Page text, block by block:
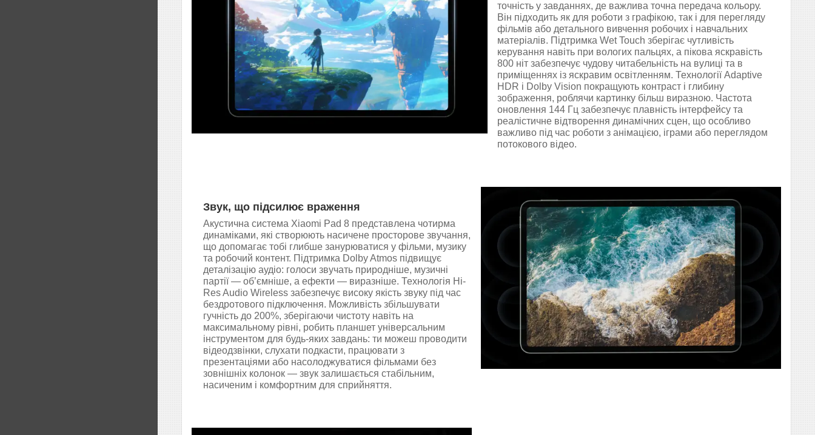
точність у завданнях, де важлива точна передача кольору.
Він підходить як для роботи з графікою, так і для перегляду
фільмів або детального вивчення робочих і навчальних
матеріалів. Підтримка Wet Touch зберігає чутливість
керування навіть при вологих пальцях, а пікова яскравість
800 ніт забезпечує чудову читабельність на вулиці та в
приміщеннях із яскравим освітленням. Технології Adaptive
HDR і Dolby Vision покращують контраст і глибину
зображення, роблячи картинку більш виразною. Частота
оновлення 144 Гц забезпечує плавність інтерфейсу та
реалістичне відтворення динамічних сцен, що особливо
важливо під час роботи з анімацією, іграми або переглядом
потокового відео.
Звук, що підсилює враження
Акустична система Xiaomi Pad 8 представлена чотирма
динаміками, які створюють насичене просторове звучання,
що допомагає тобі глибше занурюватися у фільми, музику
та робочий контент. Підтримка Dolby Atmos підвищує
деталізацію аудіо: голоси звучать природніше, музичні
партії — об’ємніше, а ефекти — виразніше. Технологія Hi-
Res Audio Wireless забезпечує високу якість звуку під час
бездротового підключення. Можливість збільшувати
гучність до 200%, зберігаючи чистоту навіть на
максимальному рівні, робить планшет універсальним
інструментом для будь-яких завдань: ти можеш проводити
відеодзвінки, слухати подкасти, працювати з
презентаціями або насолоджуватися фільмами без
зовнішніх колонок — звук залишається стабільним,
насиченим і комфортним для сприйняття.